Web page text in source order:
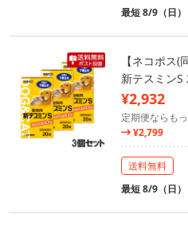
最短 8/9（日）
【ネコポス
新テスミンS
¥2,932
定期便ならも
¥2,799
送料無料
最短 8/9（日）